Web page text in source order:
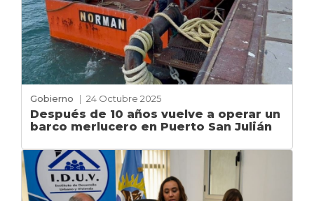
Gobierno | 24 Octubre 2025
Después de 10 años vuelve a operar un
barco merlucero en Puerto San Julián